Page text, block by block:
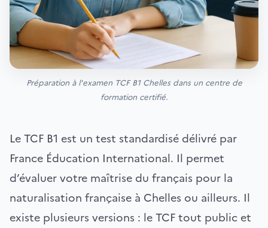
Préparation à l'examen TCF B1 Chelles dans un centre de
formation certifié.
Le TCF B1 est un test standardisé délivré par
France Éducation International. Il permet
d’évaluer votre maîtrise du français pour la
naturalisation française à Chelles ou ailleurs. Il
existe plusieurs versions : le TCF tout public et